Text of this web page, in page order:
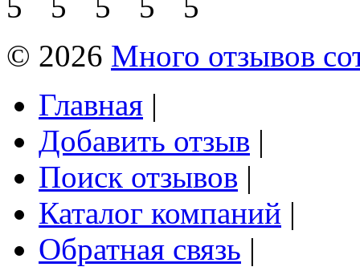
© 2026 Много отзывов
Главная |
Добавить отзыв |
Поиск отзывов |
Каталог компаний |
Обратная связь |